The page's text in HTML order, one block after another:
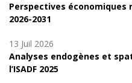
Perspectives économiques
2026-2031
13 Juil 2026
Analyses endogènes et
l’ISADF 2025